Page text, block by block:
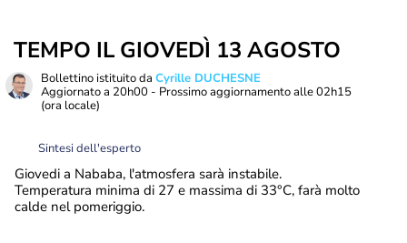
TEMPO IL GIOVEDÌ 13 AGOSTO
Bollettino istituito da Cyrille DUCHESNE
Aggiornato a 20h00 - Prossimo aggiornamento alle02h15
(ora locale)
Sintesi dell'esperto
Giovedi a Nababa, l'atmosfera sarà instabile.
Temperatura minima di 27 e massima di 33°C, farà molto
calde nel pomeriggio.